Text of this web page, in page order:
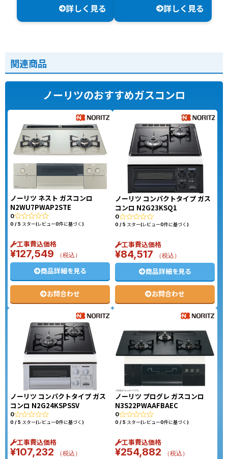
詳しく見る 詳しく見る
関連商品
ノーリツのおすすめガスコンロ
ノーリツ ネスト ガスコンロ
N2WU7PWAP2STE
0
0 / 5 スター(レビュー0件に基づく)
工事費込価格
¥127,549 （税込）
商品詳細を見る
お問合わせ
ノーリツ コンパクトタイプ ガス
コンロ N2G23KSQ1
0
0 / 5 スター(レビュー0件に基づく)
工事費込価格
¥84,517 （税込）
商品詳細を見る
お問合わせ
ノーリツ コンパクトタイプ ガス
コンロ N2G24KSPSSV
0
0 / 5 スター(レビュー0件に基づく)
工事費込価格
¥107,232 （税込）
ノーリツ プログレ ガスコンロ
N3S22PWAAFBAEC
0
0 / 5 スター(レビュー0件に基づく)
工事費込価格
¥254,882 （税込）